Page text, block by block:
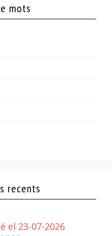
mots
recents
el 23-07-2026